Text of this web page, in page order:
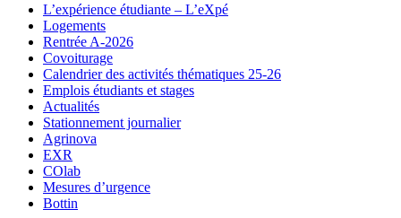
L’expérience étudiante – L’eXpé
Logements
Rentrée A-2026
Covoiturage
Calendrier des activités thématiques 25-26
Emplois étudiants et stages
Actualités
Stationnement journalier
Agrinova
EXR
COlab
Mesures d’urgence
Bottin